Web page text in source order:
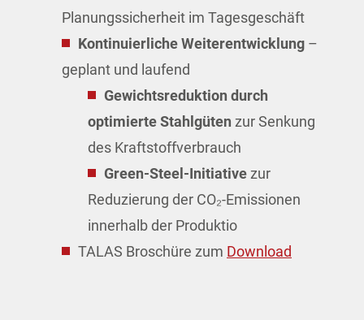
Planungssicherheit im Tagesgeschäft
Kontinuierliche Weiterentwicklung –
geplant und laufend
Gewichtsreduktion durch
optimierte Stahlgüten zur Senkung
des Kraftstoffverbrauch
Green-Steel-Initiativezur
Reduzierung der CO₂-Emissionen
innerhalb der Produktio
TALAS Broschüre zum Download